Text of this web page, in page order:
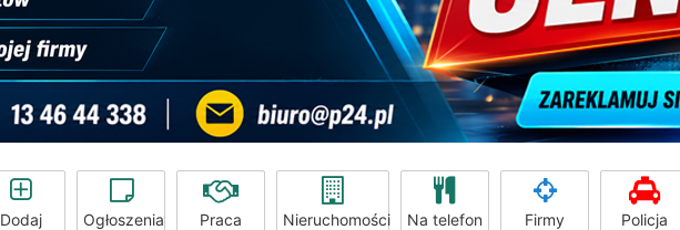
Dodaj Ogłoszenia Praca Nieruchomości Na telefon Firmy Policja